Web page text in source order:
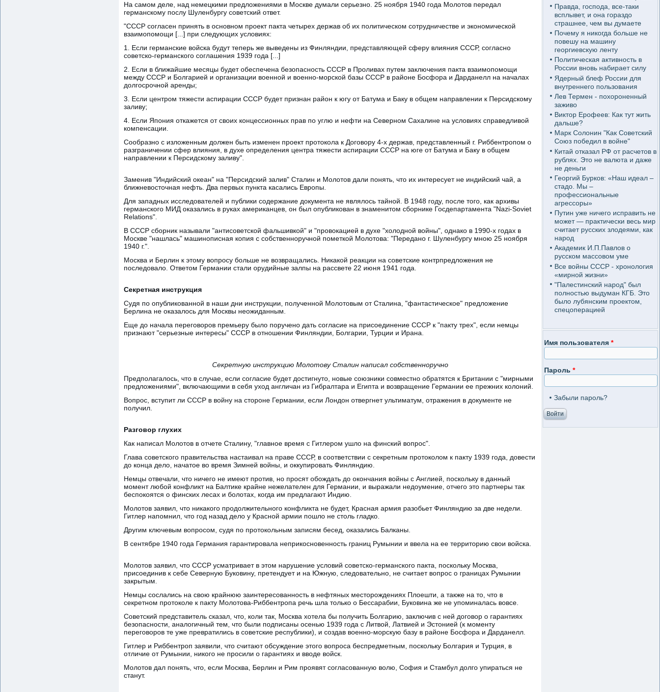
На самом деле, над немецкими предложениями в Москве думали серьезно. 25 ноября 1940 года Молотов передал
германскому послу Шуленбургу советский ответ.
"СССР согласен принять в основном проект пакта четырех держав об их политическом сотрудничестве и экономической
взаимопомощи [...] при следующих условиях:
1. Если германские войска будут теперь же выведены из Финляндии, представляющей сферу влияния СССР, согласно
советско-германского соглашения 1939 года [...]
2. Если в ближайшие месяцы будет обеспечена безопасность СССР в Проливах путем заключения пакта взаимопомощи
между СССР и Болгарией и организации военной и военно-морской базы СССР в районе Босфора и Дарданелл на началах
долгосрочной аренды;
3. Если центром тяжести аспирации СССР будет признан район к югу от Батума и Баку в общем направлении к Персидскому
заливу;
4. Если Япония откажется от своих концессионных прав по углю и нефти на Северном Сахалине на условиях справедливой
компенсации.
Сообразно с изложенным должен быть изменен проект протокола к Договору 4-х держав, представленный г. Риббентропом о
разграничении сфер влияния, в духе определения центра тяжести аспирации СССР на юге от Батума и Баку в общем
направлении к Персидскому заливу".
Заменив "Индийский океан" на "Персидский залив" Сталин и Молотов дали понять, что их интересует не индийский чай, а
ближневосточная нефть. Два первых пункта касались Европы.
Для западных исследователей и публики содержание документа не являлось тайной. В 1948 году, после того, как архивы
германского МИД оказались в руках американцев, он был опубликован в знаменитом сборнике Госдепартамента "Nazi-Soviet
Relations".
В СССР сборник называли "антисоветской фальшивкой" и "провокацией в духе "холодной войны", однако в 1990-х годах в
Москве "нашлась" машинописная копия с собственноручной пометкой Молотова: "Передано г. Шуленбургу мною 25 ноября
1940 г.".
Москва и Берлин к этому вопросу больше не возвращались. Никакой реакции на советские контрпредложения не
последовало. Ответом Германии стали орудийные залпы на рассвете 22 июня 1941 года.
Секретная инструкция
Судя по опубликованной в наши дни инструкции, полученной Молотовым от Сталина, "фантастическое" предложение
Берлина не оказалось для Москвы неожиданным.
Еще до начала переговоров премьеру было поручено дать согласие на присоединение СССР к "пакту трех", если немцы
признают "серьезные интересы" СССР в отношении Финляндии, Болгарии, Турции и Ирана.
Секретную инструкцию Молотову Сталин написал собственноручно
Предполагалось, что в случае, если согласие будет достигнуто, новые союзники совместно обратятся к Британии с "мирными
предложениями", включающими в себя уход англичан из Гибралтара и Египта и возвращение Германии ее прежних колоний.
Вопрос, вступит ли СССР в войну на стороне Германии, если Лондон отвергнет ультиматум, отражения в документе не
получил.
Разговор глухих
Как написал Молотов в отчете Сталину, "главное время с Гитлером ушло на финский вопрос".
Глава советского правительства настаивал на праве СССР, в соответствии с секретным протоколом к пакту 1939 года, довести
до конца дело, начатое во время Зимней войны, и оккупировать Финляндию.
Немцы отвечали, что ничего не имеют против, но просят обождать до окончания войны с Англией, поскольку в данный
момент любой конфликт на Балтике крайне нежелателен для Германии, и выражали недоумение, отчего это партнеры так
беспокоятся о финских лесах и болотах, когда им предлагают Индию.
Молотов заявил, что никакого продолжительного конфликта не будет, Красная армия разобьет Финляндию за две недели.
Гитлер напомнил, что год назад дело у Красной армии пошло не столь гладко.
Другим ключевым вопросом, судя по протокольным записям бесед, оказались Балканы.
В сентябре 1940 года Германия гарантировала неприкосновенность границ Румынии и ввела на ее территорию свои войска.
Молотов заявил, что СССР усматривает в этом нарушение условий советско-германского пакта, поскольку Москва,
присоединив к себе Северную Буковину, претендует и на Южную, следовательно, не считает вопрос о границах Румынии
закрытым.
Немцы сослались на свою крайнюю заинтересованность в нефтяных месторождениях Плоешти, а также на то, что в
секретном протоколе к пакту Молотова-Риббентропа речь шла только о Бессарабии, Буковина же не упоминалась вовсе.
Советский представитель сказал, что, коли так, Москва хотела бы получить Болгарию, заключив с ней договор о гарантиях
безопасности, аналогичный тем, что были подписаны осенью 1939 года с Литвой, Латвией и Эстонией (к моменту
переговоров те уже превратились в советские республики), и создав военно-морскую базу в районе Босфора и Дарданелл.
Гитлер и Риббентроп заявили, что считают обсуждение этого вопроса беспредметным, поскольку Болгария и Турция, в
отличие от Румынии, никого не просили о гарантиях и вводе войск.
Молотов дал понять, что, если Москва, Берлин и Рим проявят согласованную волю, София и Стамбул долго упираться не
станут.
Правда, господа, все-таки
всплывет, и она гораздо
страшнее, чем вы думаете
Почему я никогда больше не
повешу на машину
георгиевскую ленту
Политическая активность в
России вновь набирает силу
Ядерный блеф России для
внутреннего пользования
Лев Термен - похороненный
заживо
Виктор Ерофеев: Как тут жить
дальше?
Марк Солонин "Как Советский
Союз победил в войне"
Китай отказал РФ от расчетов в
рублях. Это не валюта и даже
не деньги
Георгий Бурков: «Наш идеал –
стадо. Мы –
профессиональные
агрессоры»
Путин уже ничего исправить не
может — практически весь мир
считает русских злодеями, как
народ
Академик И.П.Павлов о
русском массовом уме
Все войны СССР - хронология
«мирной жизни»
"Палестинский народ" был
полностью выдуман КГБ. Это
было лубянским проектом,
спецоперацией
Имя пользователя *
Пароль *
Забыли пароль?